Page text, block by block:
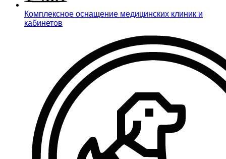
Комплексное оснащение медицинских клиник и
кабинетов